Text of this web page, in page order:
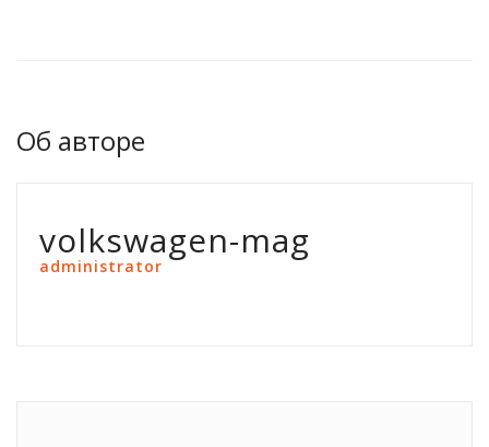
Об авторе
volkswagen-mag
administrator